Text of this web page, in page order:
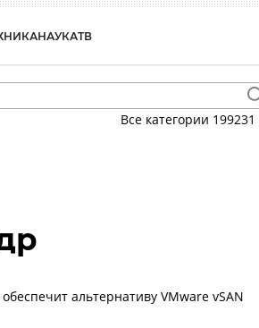
НАУКАТВ
Все категории 199231
альтернативу VMware vSAN